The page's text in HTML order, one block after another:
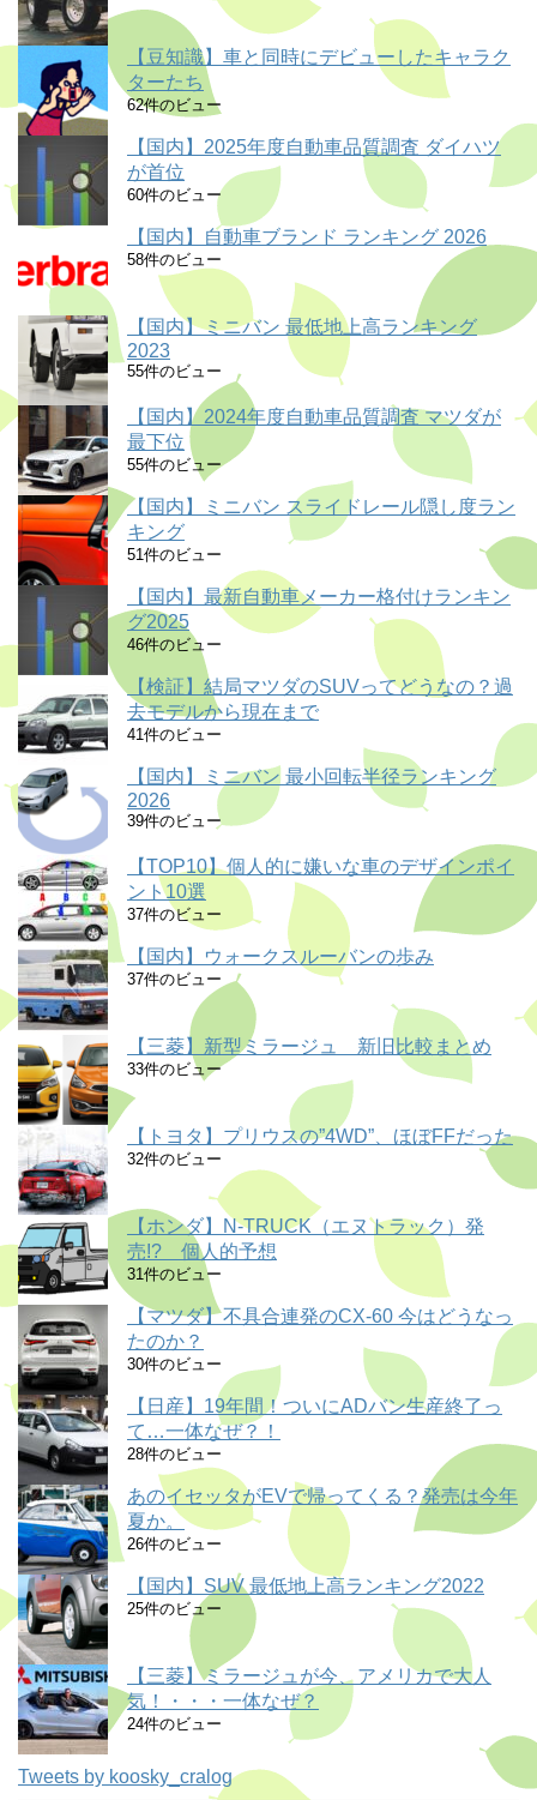
【豆知識】車と同時にデビューしたキャラク
ターたち
62件のビュー
【国内】2025年度自動車品質調査 ダイハツ
が首位
60件のビュー
【国内】自動車ブランド ランキング 2026
58件のビュー
【国内】ミニバン 最低地上高ランキング
2023
55件のビュー
【国内】2024年度自動車品質調査 マツダが
最下位
55件のビュー
【国内】ミニバン スライドレール隠し度ラン
キング
51件のビュー
【国内】最新自動車メーカー格付けランキン
グ2025
46件のビュー
【検証】結局マツダのSUVってどうなの？過
去モデルから現在まで
41件のビュー
【国内】ミニバン 最小回転半径ランキング
2026
39件のビュー
【TOP10】個人的に嫌いな車のデザインポイ
ント10選
37件のビュー
【国内】ウォークスルーバンの歩み
37件のビュー
【三菱】新型ミラージュ 新旧比較まとめ
33件のビュー
【トヨタ】プリウスの”4WD”、ほぼFFだった
32件のビュー
【ホンダ】N-TRUCK（エヌトラック）発
売!? 個人的予想
31件のビュー
【マツダ】不具合連発のCX-60 今はどうなっ
たのか？
30件のビュー
【日産】19年間！ついにADバン生産終了っ
て…一体なぜ？！
28件のビュー
あのイセッタがEVで帰ってくる？発売は今年
夏か。
26件のビュー
【国内】SUV 最低地上高ランキング2022
25件のビュー
【三菱】ミラージュが今、アメリカで大人
気！・・・一体なぜ？
24件のビュー
Tweets by koosky_cralog